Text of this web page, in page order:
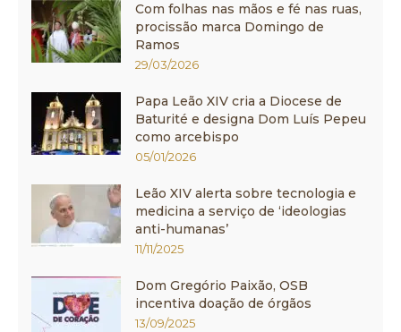
Com folhas nas mãos e fé nas ruas,
procissão marca Domingo de
Ramos
29/03/2026
Papa Leão XIV cria a Diocese de
Baturité e designa Dom Luís Pepeu
como arcebispo
05/01/2026
Leão XIV alerta sobre tecnologia e
medicina a serviço de ‘ideologias
anti-humanas’
11/11/2025
Dom Gregório Paixão, OSB
incentiva doação de órgãos
13/09/2025